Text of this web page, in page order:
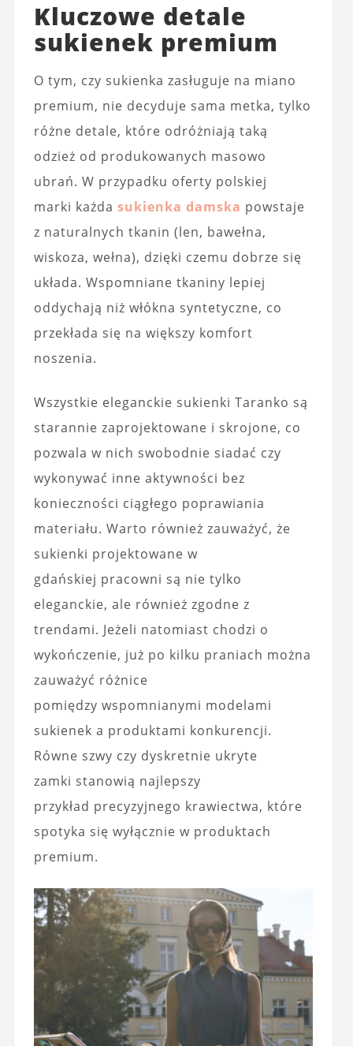
Kluczowe detale
sukienek premium
O tym, czy sukienka zasługuje na miano
premium, nie decyduje sama metka, tylko
różne detale, które odróżniają taką
odzież od produkowanych masowo
ubrań. W przypadku oferty polskiej
marki każda sukienka damska powstaje
z naturalnych tkanin (len, bawełna,
wiskoza, wełna), dzięki czemu dobrze się
układa. Wspomniane tkaniny lepiej
oddychają niż włókna syntetyczne, co
przekłada się na większy komfort
noszenia.
Wszystkie eleganckie sukienki Taranko są
starannie zaprojektowane i skrojone, co
pozwala w nich swobodnie siadać czy
wykonywać inne aktywności bez
konieczności ciągłego poprawiania
materiału. Warto również zauważyć, że
sukienki projektowane w
gdańskiej pracowni są nie tylko
eleganckie, ale również zgodne z
trendami. Jeżeli natomiast chodzi o
wykończenie, już po kilku praniach można
zauważyć różnice
pomiędzy wspomnianymi modelami
sukienek a produktami konkurencji.
Równe szwy czy dyskretnie ukryte
zamki stanowią najlepszy
przykład precyzyjnego krawiectwa, które
spotyka się wyłącznie w produktach
premium.